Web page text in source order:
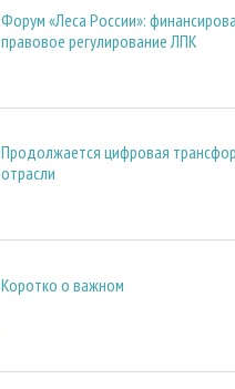
Форум «Леса России»:
правовое регулирование ЛПК
Продолжается цифровая
отрасли
Коротко о важном